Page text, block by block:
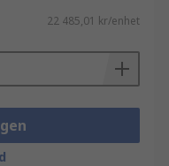
22 485,01 kr/enhet